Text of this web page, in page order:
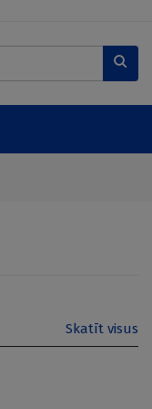
Skatīt visus